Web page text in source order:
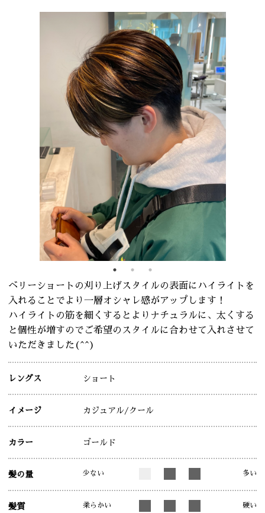
ベリーショートの刈り上げスタイルの表面にハイライトを
入れることでより一層オシャレ感がアップします！
ハイライトの筋を細くするとよりナチュラルに、太くする
と個性が増すのでご希望のスタイルに合わせて入れさせて
いただきました(^^)
レングス ショート
イメージ カジュアル /クール
カラー ゴールド
髪の量 少ない 多い
髪質 柔らかい 硬い